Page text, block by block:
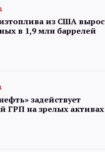
из США вырос
в 1,9 млн баррелей
задействует
ГРП на зрелых активах